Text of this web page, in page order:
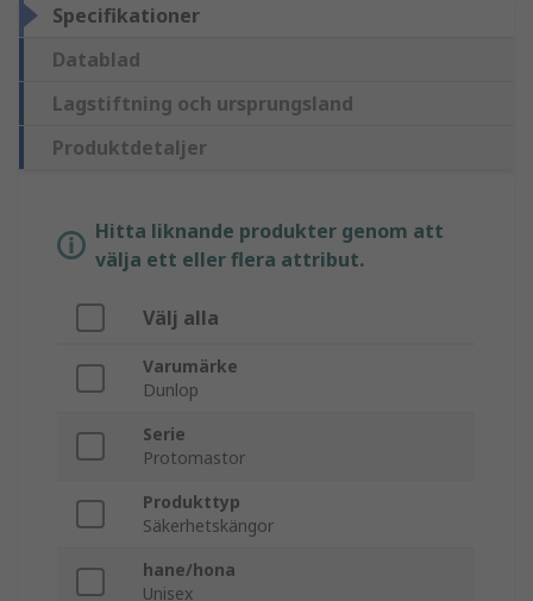
Specifikationer
Datablad
Lagstiftning och ursprungsland
Produktdetaljer
Hitta liknande produkter genom att
välja ett eller flera attribut.
Välj alla
Varumärke
Dunlop
Serie
Protomastor
Produkttyp
Säkerhetskängor
hane/hona
Unisex